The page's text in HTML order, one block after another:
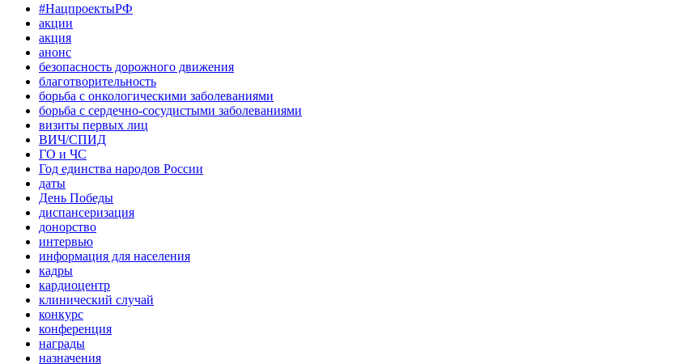
#НацпроектыРФ
акции
акция
анонс
безопасность дорожного движения
благотворительность
борьба с онкологическими заболеваниями
борьба с сердечно-сосудистыми заболеваниями
визиты первых лиц
ВИЧ/СПИД
ГО и ЧС
Год единства народов России
даты
День Победы
диспансеризация
донорство
интервью
информация для населения
кадры
кардиоцентр
клинический случай
конкурс
конференция
награды
назначения